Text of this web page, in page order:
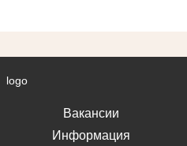
Вакансии
Информация